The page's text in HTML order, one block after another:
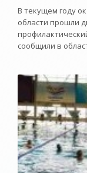
В текущем году
области прошли
сообщили в